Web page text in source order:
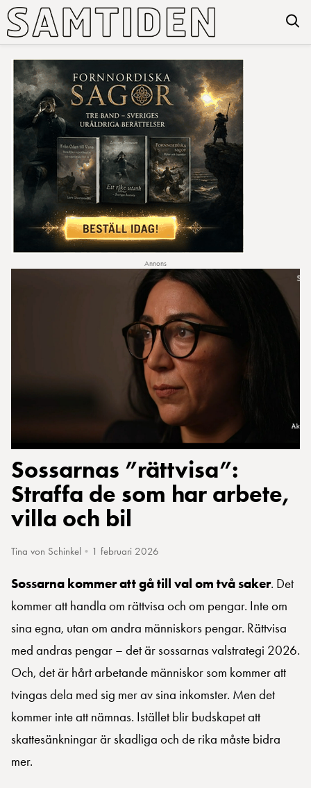
Annons
Sossarnas ”rättvisa”:
Straffa de som har arbete,
villa och bil
Tina von Schinkel • 1 februari 2026
Sossarna kommer att gå till val om två saker. Det
kommer att handla om rättvisa och om pengar. Inte om
sina egna, utan om andra människors pengar. Rättvisa
med andras pengar – det är sossarnas valstrategi 2026.
Och, det är hårt arbetande människor som kommer att
tvingas dela med sig mer av sina inkomster. Men det
kommer inte att nämnas. Istället blir budskapet att
skattesänkningar är skadliga och de rika måste bidra
mer.